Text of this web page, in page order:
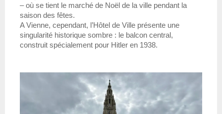
– où se tient le marché de Noël de la ville pendant la
saison des fêtes.
A Vienne, cependant, l’Hôtel de Ville présente une
singularité historique sombre : le balcon central,
construit spécialement pour Hitler en 1938.